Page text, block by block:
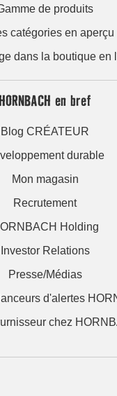
de produits
catégories en aperçu
dans la boutique en
en bref
Blog CRÉATEUR
durable
Mon magasin
Recrutement
Holding
Investor Relations
Presse/Médias
d'alertes
chez